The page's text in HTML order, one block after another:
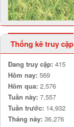
Thống kê truy cập
Đang truy cập: 415
Hôm nay: 569
Hôm qua: 2,576
Tuần này: 7,557
Tuần trước: 14,932
Tháng này: 36,276